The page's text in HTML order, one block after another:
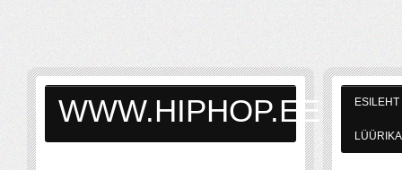
ESILEHT
LÜÜRIKA
WWW.HIPHOP.EE